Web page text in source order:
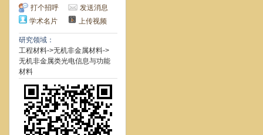
打个招呼
发送消息
学术名片
上传视频
研究领域：
工程材料->无机非金属材料->
无机非金属类光电信息与功能
材料